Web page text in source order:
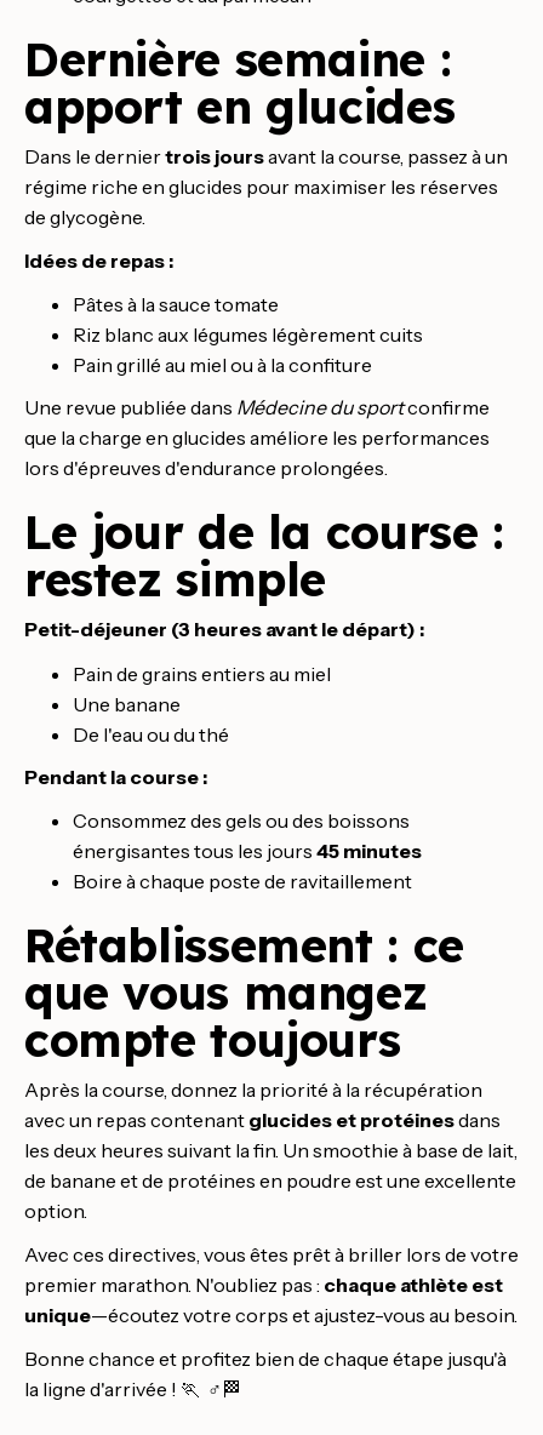
Dernière semaine :
apport en glucides
Dans le derniertrois joursavant la course, passez à un
régime riche en glucides pour maximiser les réserves
de glycogène.
Idées de repas :
Pâtes à la sauce tomate
Riz blanc aux légumes légèrement cuits
Pain grillé au miel ou à la confiture
Une revue publiée dans Médecine du sportconfirme
que la charge en glucides améliore les performances
lors d'épreuves d'endurance prolongées.
Le jour de la course :
restez simple
Petit-déjeuner (3 heures avant le départ) :
Pain de grains entiers au miel
Une banane
De l'eau ou du thé
Pendant la course :
Consommez des gels ou des boissons
énergisantes tous les jours 45 minutes
Boire à chaque poste de ravitaillement
Rétablissement : ce
que vous mangez
compte toujours
Après la course, donnez la priorité à la récupération
avec un repas contenant glucides et protéinesdans
les deux heures suivant la fin. Un smoothie à base de lait,
de banane et de protéines en poudre est une excellente
option.
Avec ces directives, vous êtes prêt à briller lors de votre
premier marathon. N'oubliez pas : chaque athlète est
unique—écoutez votre corps et ajustez-vous au besoin.
Bonne chance et profitez bien de chaque étape jusqu'à
la ligne d'arrivée ! 🏃 ‍ ♂️🏁